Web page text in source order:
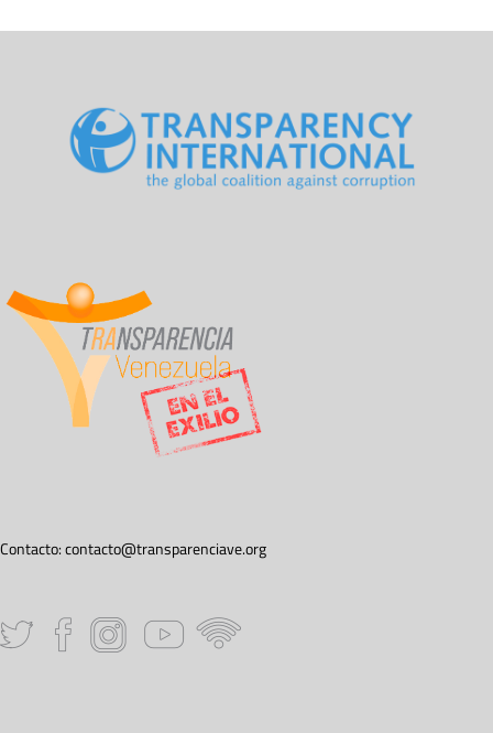
Contacto:contacto@transparenciave.org